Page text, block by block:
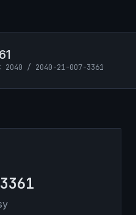
2040 / 2040-21-007-3361